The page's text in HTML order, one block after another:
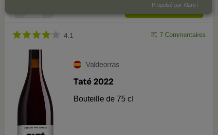
4.1 7 Commentaires
Valdeorras
Taté 2022
Bouteille de 75 cl
Propulsé par Klaro !